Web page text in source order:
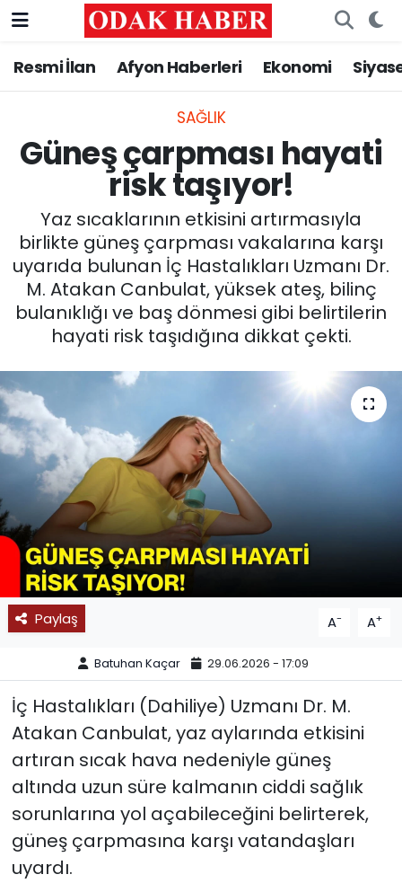
Resmi İlan Afyon Haberleri Ekonomi
SAĞLIK
Güneş çarpması hayati
risk taşıyor!
Yaz sıcaklarının etkisini artırmasıyla
birlikte güneş çarpması vakalarına karşı
uyarıda bulunan İç Hastalıkları Uzmanı Dr.
M. Atakan Canbulat, yüksek ateş, bilinç
bulanıklığı ve baş dönmesi gibi belirtilerin
hayati risk taşıdığına dikkat çekti.
Paylaş A- A+
Batuhan Kaçar 29.06.2026 - 17:09
İç Hastalıkları (Dahiliye) Uzmanı Dr. M.
Atakan Canbulat, yaz aylarında etkisini
artıran sıcak hava nedeniyle güneş
altında uzun süre kalmanın ciddi sağlık
sorunlarına yol açabileceğini belirterek,
güneş çarpmasına karşı vatandaşları
uyardı.
AFYONKARAHİSAR HABERLERİ
ASAYİŞ
SİYASET
EĞİTİM
MAGAZİN
SPOR
11:11 MANŞET
Nöbetçi Eczaneler
Trafik Durumu
Süper Lig Puan Durumu ve Fikstür
Tüm Manşetler
Son Dakika Haberleri
Haber Arşivi